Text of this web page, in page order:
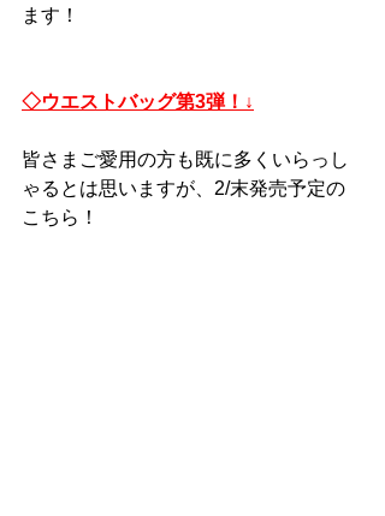
ます！
◇ウエストバッグ第3弾！↓
皆さまご愛用の方も既に多くいらっし
ゃるとは思いますが、2/末発売予定の
こちら！